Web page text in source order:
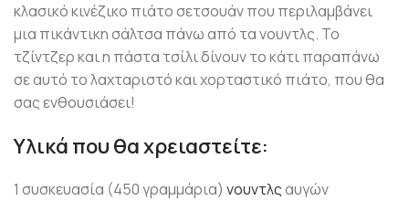
κλασικό κινέζικο πιάτο σετσουάν που περιλαμβάνει
μια πικάντικη σάλτσα πάνω από τα νουντλς. Το
τζίντζερ και η πάστα τσίλι δίνουν το κάτι παραπάνω
σε αυτό το λαχταριστό και χορταστικό πιάτο, που θα
σας ενθουσιάσει!
Υλικά που θα χρειαστείτε:
1 συσκευασία (450 γραμμάρια) νουντλςαυγών